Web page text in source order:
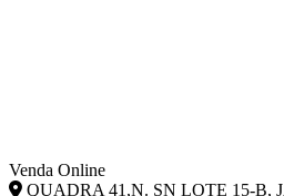
Venda Online
QUADRA 41,N. SN LOTE 15-B,